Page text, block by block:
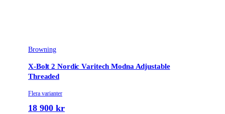
Browning
X-Bolt 2 Nordic Varitech Modna Adjustable
Threaded
Flera varianter
18 900 kr